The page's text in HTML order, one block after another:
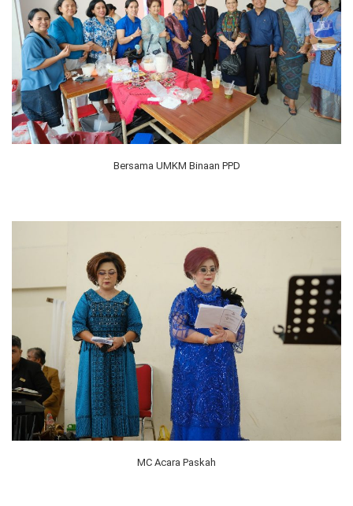
Bersama UMKM Binaan PPD
MC Acara Paskah